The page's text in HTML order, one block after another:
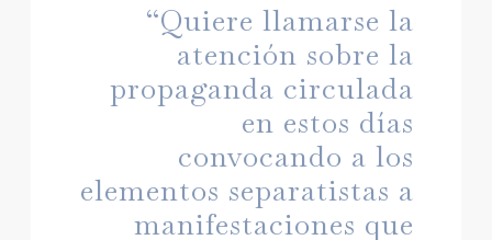
“Quiere llamarse la
atención sobre la
propaganda circulada
en estos días
convocando a los
elementos separatistas a
manifestaciones que